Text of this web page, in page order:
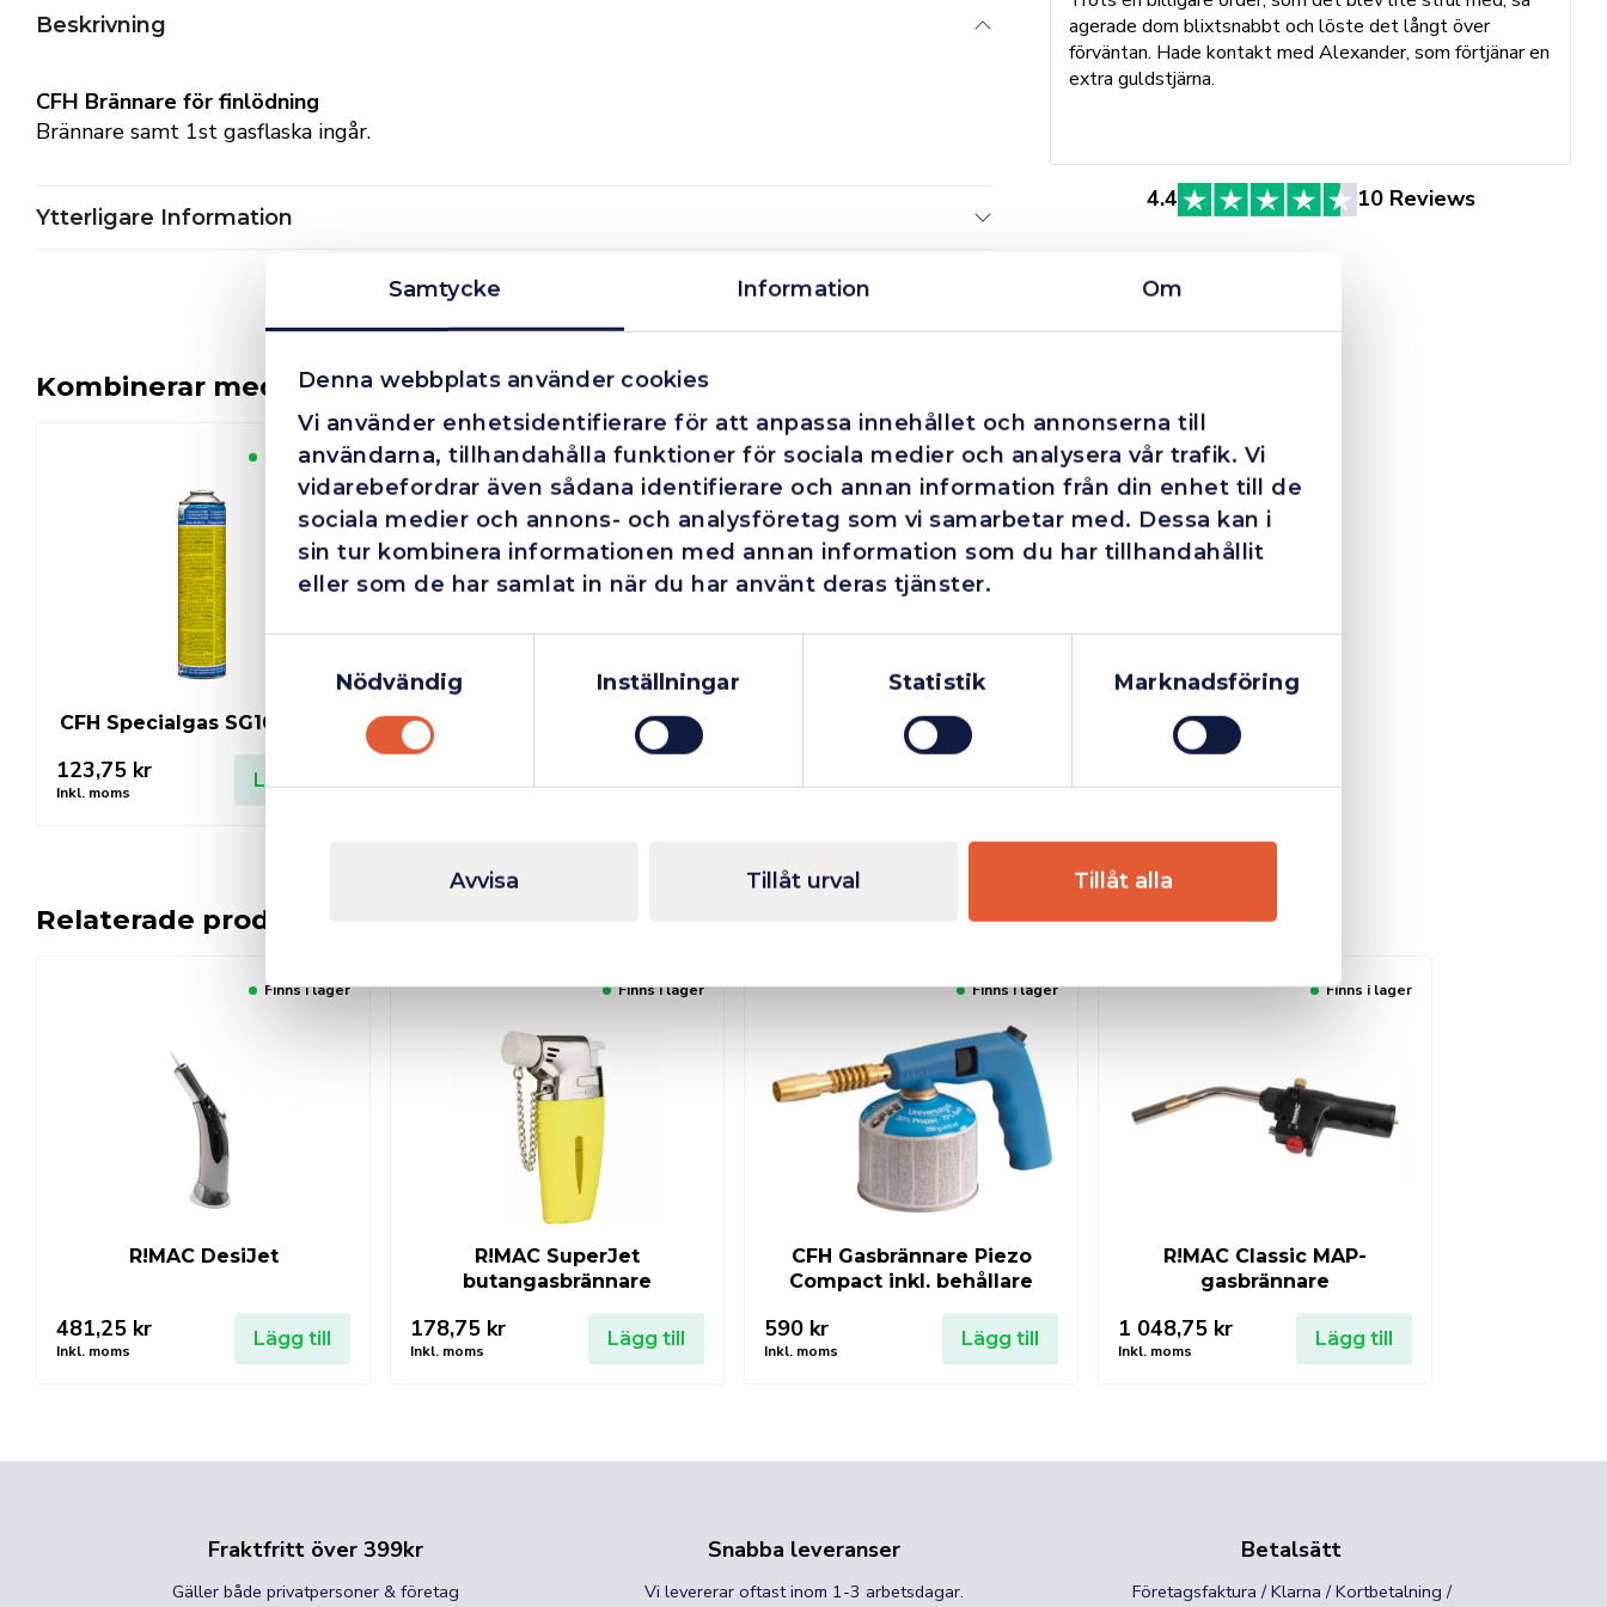
Samtycke Information Om
Denna webbplats använder cookies
Vi använder enhetsidentifierare för att anpassa innehållet och annonserna till
användarna, tillhandahålla funktioner för sociala medier och analysera vår trafik. Vi
vidarebefordrar även sådana identifierare och annan information från din enhet till de
sociala medier och annons- och analysföretag som vi samarbetar med. Dessa kan i
sin tur kombinera informationen med annan information som du har tillhandahållit
eller som de har samlat in när du har använt deras tjänster.
Nödvändig
Inställningar Statistik Marknadsföring
Avvisa Tillåt urval Tillåt alla
4.4 10 Reviews
agerade dom blixtsnabbt och löste det långt över
förväntan. Hade kontakt med Alexander, som förtjänar en
extra guldstjärna.
Beskrivning
CFH Brännare för finlödning
Brännare samt 1st gasflaska ingår.
Ytterligare Information
Kombinerar med
Finns i lager
CFH Specialgas SG105 110ml
123,75 kr
Inkl. moms
Lägg till
Relaterade produkter
Finns i lager
R!MAC DesiJet
481,25 kr
Inkl. moms
Lägg till
Finns i lager
R!MAC SuperJet
butangasbrännare
178,75 kr
Inkl. moms
Lägg till
Finns i lager
CFH Gasbrännare Piezo
Compact inkl. behållare
590 kr
Inkl. moms
Lägg till
Finns i lager
R!MAC Classic MAP-
gasbrännare
1 048,75 kr
Inkl. moms
Lägg till
Fraktfritt över 399kr
Gäller både privatpersoner & företag
Snabba leveranser
Vi levererar oftast inom 1-3 arbetsdagar.
Betalsätt
Företagsfaktura / Klarna / Kortbetalning /